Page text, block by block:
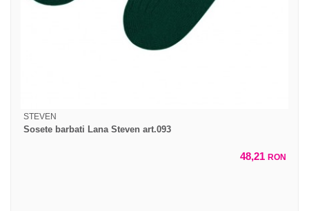
STEVEN
Sosete barbati Lana Steven art.093
48,21 RON